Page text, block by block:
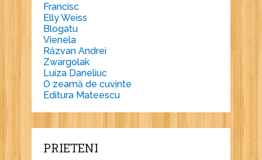
Francisc
Elly Weiss
Blogatu
Vienela
Răzvan Andrei
Zwargolak
Luiza Daneliuc
O zeamă de cuvinte
Editura Mateescu
PRIETENI